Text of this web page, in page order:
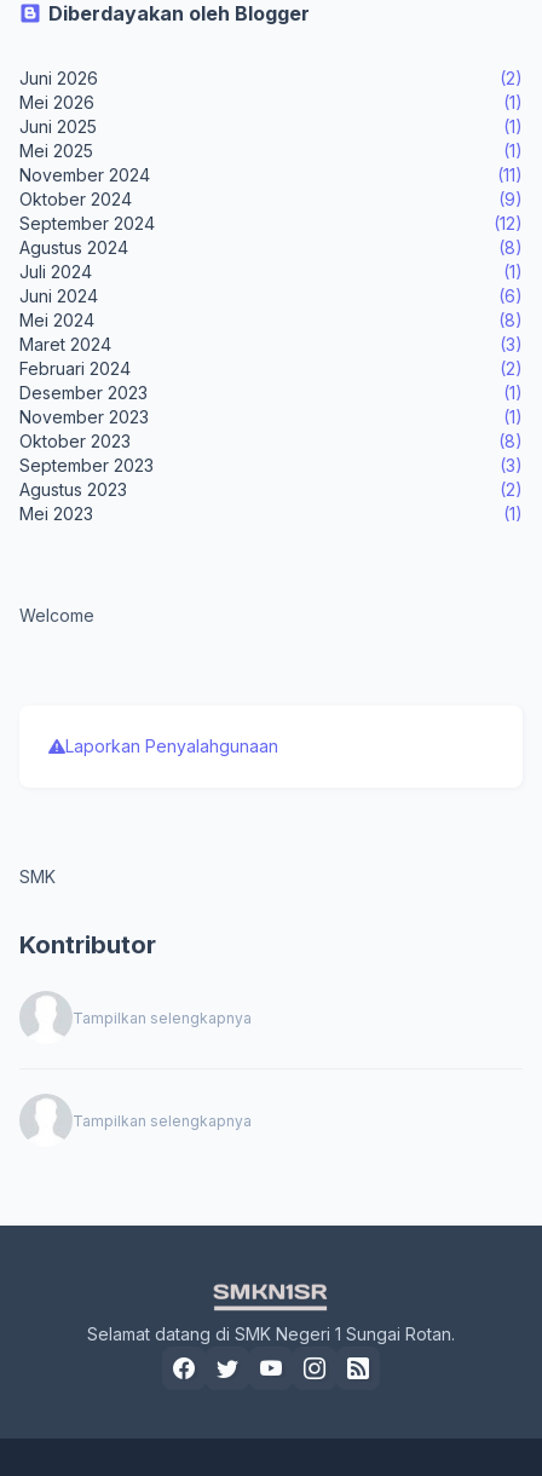
Diberdayakan oleh Blogger
Juni 2026
(2)
Mei 2026
(1)
Juni 2025
(1)
Mei 2025
(1)
November 2024
(11)
Oktober 2024
(9)
September 2024
(12)
Agustus 2024
(8)
Juli 2024
(1)
Juni 2024
(6)
Mei 2024
(8)
Maret 2024
(3)
Februari 2024
(2)
Desember 2023
(1)
November 2023
(1)
Oktober 2023
(8)
September 2023
(3)
Agustus 2023
(2)
Mei 2023
(1)
Welcome
Laporkan Penyalahgunaan
SMK
Kontributor
Tampilkan selengkapnya
Tampilkan selengkapnya
Selamat datang di SMK Negeri 1 Sungai Rotan.